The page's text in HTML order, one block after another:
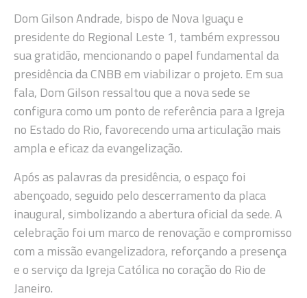
Dom Gilson Andrade, bispo de Nova Iguaçu e
presidente do Regional Leste 1, também expressou
sua gratidão, mencionando o papel fundamental da
presidência da CNBB em viabilizar o projeto. Em sua
fala, Dom Gilson ressaltou que a nova sede se
configura como um ponto de referência para a Igreja
no Estado do Rio, favorecendo uma articulação mais
ampla e eficaz da evangelização.
Após as palavras da presidência, o espaço foi
abençoado, seguido pelo descerramento da placa
inaugural, simbolizando a abertura oficial da sede. A
celebração foi um marco de renovação e compromisso
com a missão evangelizadora, reforçando a presença
e o serviço da Igreja Católica no coração do Rio de
Janeiro.